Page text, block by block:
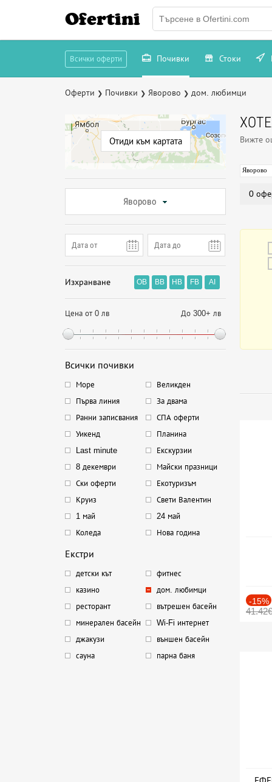
Ofertini
Всички оферти Почивки Стоки
Оферти ❯ Почивки ❯ Яворово ❯ дом. любимци
Отиди към картата
Яворово
Изхранване OB BB HB FB AI
Цена от 0 лв До 300+ лв
Всички почивки
Море
Великден
Първа линия
За двама
Ранни записвания
СПА оферти
Уикенд
Планина
Last minute
Екскурзии
8 декември
Майски празници
Ски оферти
Екотуризъм
Круиз
Свети Валентин
1 май
24 май
Коледа
Нова година
Екстри
детски кът
фитнес
казино
дом. любимци
ресторант
вътрешен басейн
минерален басейн
Wi-Fi интернет
джакузи
външен басейн
сауна
парна баня
Вижте
Яворово
0
-15%
41.42€